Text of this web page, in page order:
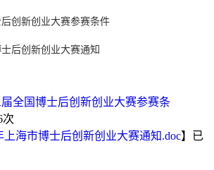
创新创业大赛参赛条件
后创新创业大赛通知
届全国博士后创新创业大赛参赛条
次
上海市博士后创新创业大赛通知.doc】已